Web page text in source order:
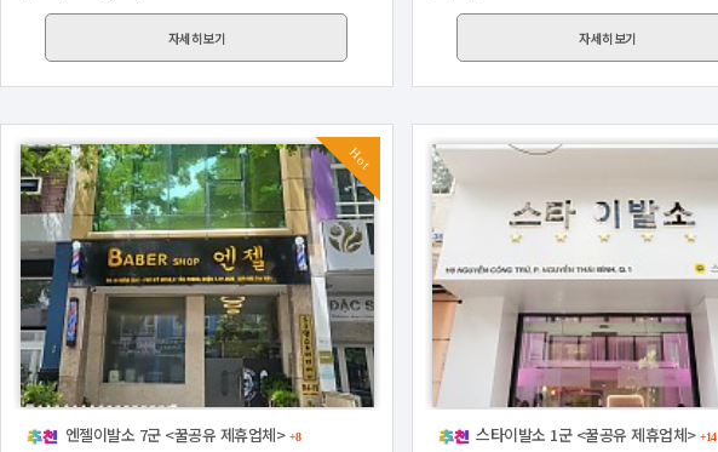
자세히보기 자세히보기
Hot
엔젤이발소 7군 <꿀공유 제휴업체> +8 스타이발소 1군 <꿀공유 제휴업체>+14